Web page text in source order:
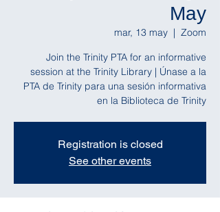
May
mar, 13 may
  |
Zoom
Join the Trinity PTA for an informative
session at the Trinity Library | Únase a la
PTA de Trinity para una sesión informativa
en la Biblioteca de Trinity
Registration is closed
See other events